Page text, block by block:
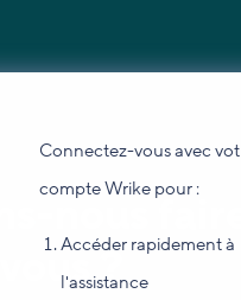
Connectez-vous avec
compte Wrike pour :
Accéder rapidement à
l'assistance
nous
?